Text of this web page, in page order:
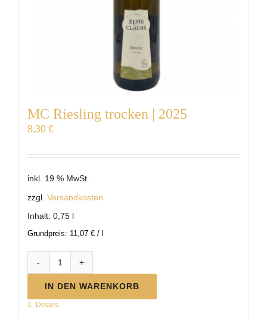
MC Riesling trocken | 2025
8,30 €
inkl. 19 % MwSt.
zzgl. Versandkosten
Inhalt: 0,75 l
Grundpreis: 11,07 €/
Riesling
trocken
IN DEN WARENKORB
Details